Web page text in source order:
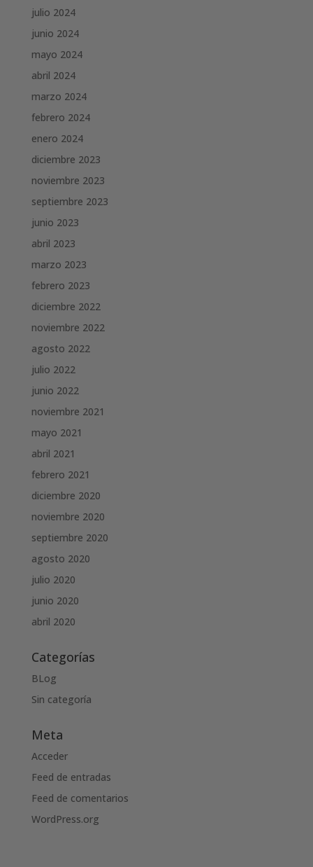
julio 2024
junio 2024
mayo 2024
abril 2024
marzo 2024
febrero 2024
enero 2024
diciembre 2023
noviembre 2023
septiembre 2023
junio 2023
abril 2023
marzo 2023
febrero 2023
diciembre 2022
noviembre 2022
agosto 2022
julio 2022
junio 2022
noviembre 2021
mayo 2021
abril 2021
febrero 2021
diciembre 2020
noviembre 2020
septiembre 2020
agosto 2020
julio 2020
junio 2020
abril 2020
Categorías
BLog
Sin categoría
Meta
Acceder
Feed de entradas
Feed de comentarios
WordPress.org